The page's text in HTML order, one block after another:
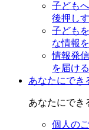
子ども
後押し
子ども
な情報
情報発
を届ける
あなたにでき
あなたにでき
個人の